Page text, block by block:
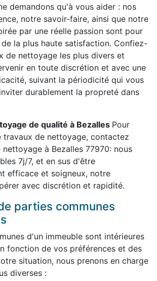
demandons qu'à vous aider : nos
notre savoir-faire, ainsi que notre
par une réelle passion sont pour
la plus haute satisfaction. Confiez-
de nettoyage les plus divers et
en toute discrétion et avec une
suivant la périodicité qui vous
durablement la propreté dans
de qualité à Bezalles Pour
de nettoyage, contactez
à Bezalles 77970: nous
7j/7, et en sus d'être
efficace et soigneux, notre
avec discrétion et rapidité.
parties communes
d'un immeuble sont intérieures
fonction de vos préférences et des
situation, nous prenons en charge
diverses :